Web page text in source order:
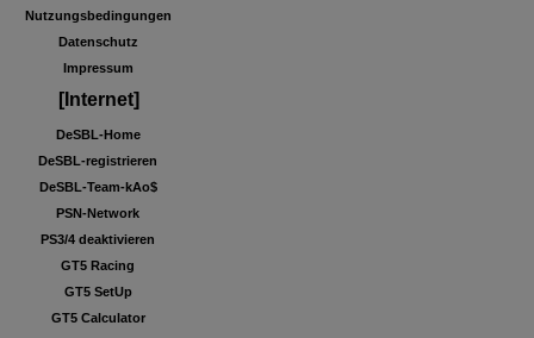
Nutzungsbedingungen
Datenschutz
Impressum
[Internet]
DeSBL-Home
DeSBL-registrieren
DeSBL-Team-kAo$
PSN-Network
PS3/4 deaktivieren
GT5 Racing
GT5 SetUp
GT5 Calculator